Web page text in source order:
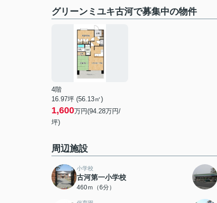
グリーンミユキ古河で募集中の物件
4階
16.97坪 (56.13㎡)
1,600万円(94.28万円/
坪)
周辺施設
小学校
古河第一小学校
460ｍ（6分）